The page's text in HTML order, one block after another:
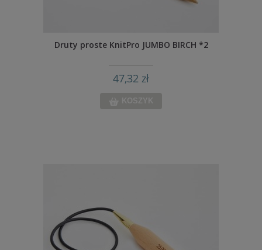
Druty proste KnitPro JUMBO BIRCH *2
47,32 zł
KOSZYK